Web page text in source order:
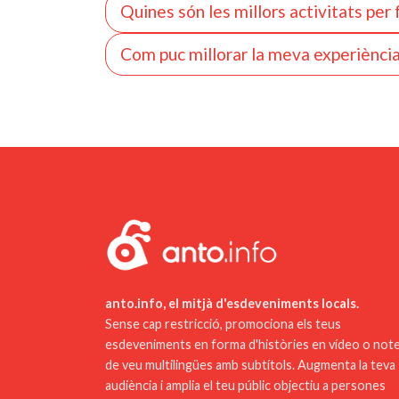
imprescindible. Aquest castell medieval
també és una visita obligada, amb les seves
única d'inspiració italiana.
Quines són les millors activitats
amb les seves màquines gegants i el seu
Com puc millorar la meva
aspectes menys coneguts però igualment
anto.info, el mitjà d'esdeveniments locals.
Sense cap restricció, promociona els teus
esdeveniments en forma d'històries en vídeo o
de veu multilingües amb subtítols. Augmenta la teva
audiència i amplia el teu públic objectiu a persones